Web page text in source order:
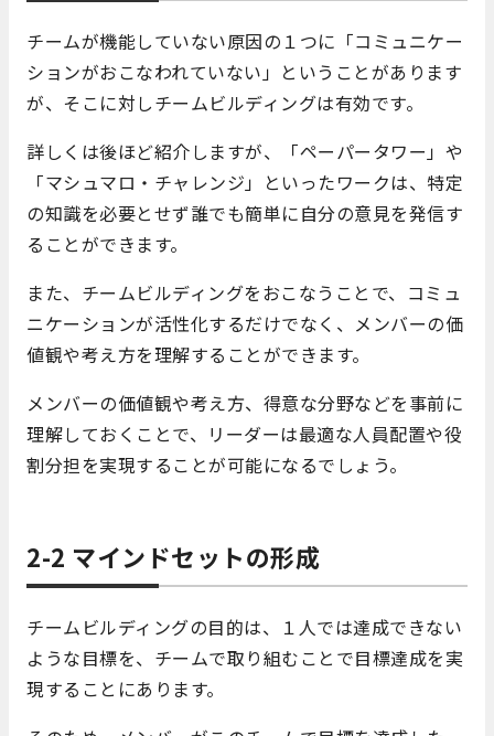
チームが機能していない原因の１つに「コミュニケー
ションがおこなわれていない」ということがあります
が、そこに対しチームビルディングは有効です。
詳しくは後ほど紹介しますが、「ペーパータワー」や
「マシュマロ・チャレンジ」といったワークは、特定
の知識を必要とせず誰でも簡単に自分の意見を発信す
ることができます。
また、チームビルディングをおこなうことで、コミュ
ニケーションが活性化するだけでなく、メンバーの価
値観や考え方を理解することができます。
メンバーの価値観や考え方、得意な分野などを事前に
理解しておくことで、リーダーは最適な人員配置や役
割分担を実現することが可能になるでしょう。
2-2 マインドセットの形成
チームビルディングの目的は、１人では達成できない
ような目標を、チームで取り組むことで目標達成を実
現することにあります。